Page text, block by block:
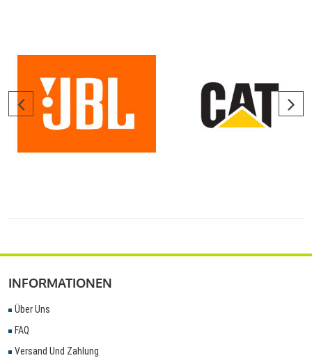
INFORMATIONEN
Über Uns
FAQ
Versand Und Zahlung